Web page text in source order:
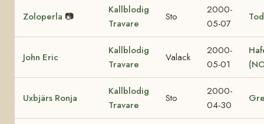
Zoloperla 📷
Kallblodig
Travare
Sto
2000-
05-07
John Eric
Kallblodig
Travare
Valack
2000-
05-01
Uxbjärs Ronja
Kallblodig
Travare
Sto
2000-
04-30